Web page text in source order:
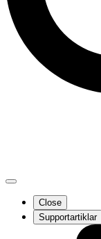
Close
Supportartiklar